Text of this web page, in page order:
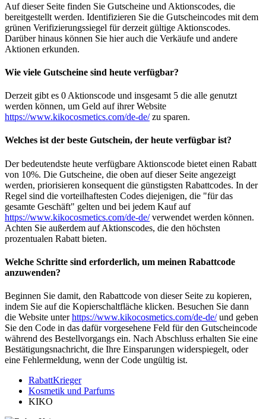
Auf dieser Seite finden Sie Gutscheine und Aktionscodes, die
bereitgestellt werden. Identifizieren Sie die Gutscheincodes mit dem
grünen Verifizierungssiegel für derzeit gültige Aktionscodes.
Darüber hinaus können Sie hier auch die Verkäufe und andere
Aktionen erkunden.
Wie viele Gutscheine sind heute verfügbar?
Derzeit gibt es 0 Aktionscode und insgesamt 5 die alle genutzt
werden können, um Geld auf ihrer Website
https://www.kikocosmetics.com/de-de/zu sparen.
Welches ist der beste Gutschein, der heute verfügbar ist?
Der bedeutendste heute verfügbare Aktionscode bietet einen Rabatt
von 10%. Die Gutscheine, die oben auf dieser Seite angezeigt
werden, priorisieren konsequent die günstigsten Rabattcodes. In der
Regel sind die vorteilhaftesten Codes diejenigen, die "für das
gesamte Geschäft" gelten und bei jedem Kauf auf
https://www.kikocosmetics.com/de-de/verwendet werden können.
Achten Sie außerdem auf Aktionscodes, die den höchsten
prozentualen Rabatt bieten.
Welche Schritte sind erforderlich, um meinen Rabattcode
anzuwenden?
Beginnen Sie damit, den Rabattcode von dieser Seite zu kopieren,
indem Sie auf die Kopierschaltfläche klicken. Besuchen Sie dann
die Website unterhttps://www.kikocosmetics.com/de-de/und geben
Sie den Code in das dafür vorgesehene Feld für den Gutscheincode
während des Bestellvorgangs ein. Nach Abschluss erhalten Sie eine
Bestätigungsnachricht, die Ihre Einsparungen widerspiegelt, oder
eine Fehlermeldung, wenn der Code ungültig ist.
RabattKrieger
Kosmetik und Parfums
KIKO